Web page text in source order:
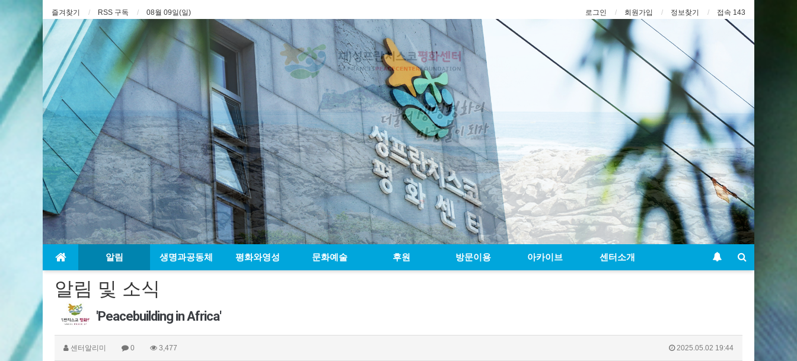
즐겨찾기 RSS 구독 08월 09일(일) 로그인 회원가입 정보찾기 접속 143
알림 생명과공동체 평화와영성 문화예술 후원 방문이용 아카이브 센터소개
알림 및 소식
'Peacebuilding in Africa'
센터알리미 0 3,477 2025.05.02 19:44